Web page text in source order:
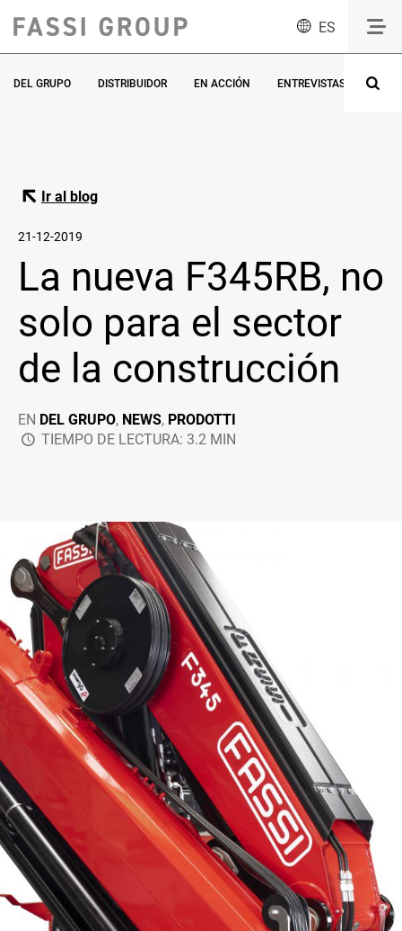
ES
DEL GRUPO DISTRIBUIDOR EN ACCIÓN ENTREVISTAS
Ir al blog
21-12-2019
La nueva F345RB, no
solo para el sector
de la construcción
EN DEL GRUPO, NEWS, PRODOTTI
TIEMPO DE LECTURA: 3.2 MIN